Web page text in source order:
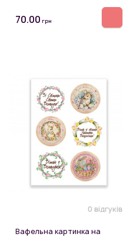
70.00 грн
0 відгуків
Вафельна картинка на